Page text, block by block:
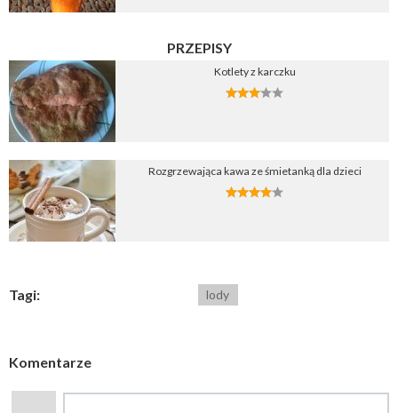
PRZEPISY
Kotlety z karczku
Rozgrzewająca kawa ze śmietanką dla dzieci
Tagi: lody
Komentarze